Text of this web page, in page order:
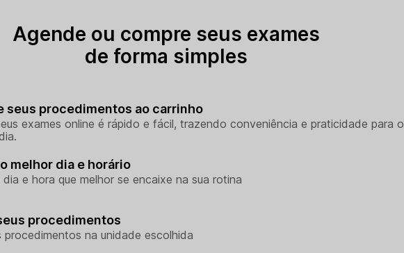
Agende ou compre seus exames
de forma simples
seus procedimentos ao carrinho
exames online é rápido e fácil, trazendo conveniência e praticidade para o
melhor dia e horário
e hora que melhor se encaixe na sua rotina
procedimentos
procedimentos na unidade escolhida